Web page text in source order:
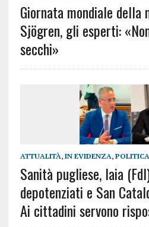
Giornata mondiale della
Sjögren, gli esperti:
secchi»
ATTUALITÀ, IN EVIDENZA, POLITICA
Sanità pugliese, Iaia
depotenziati e San
Ai cittadini servono